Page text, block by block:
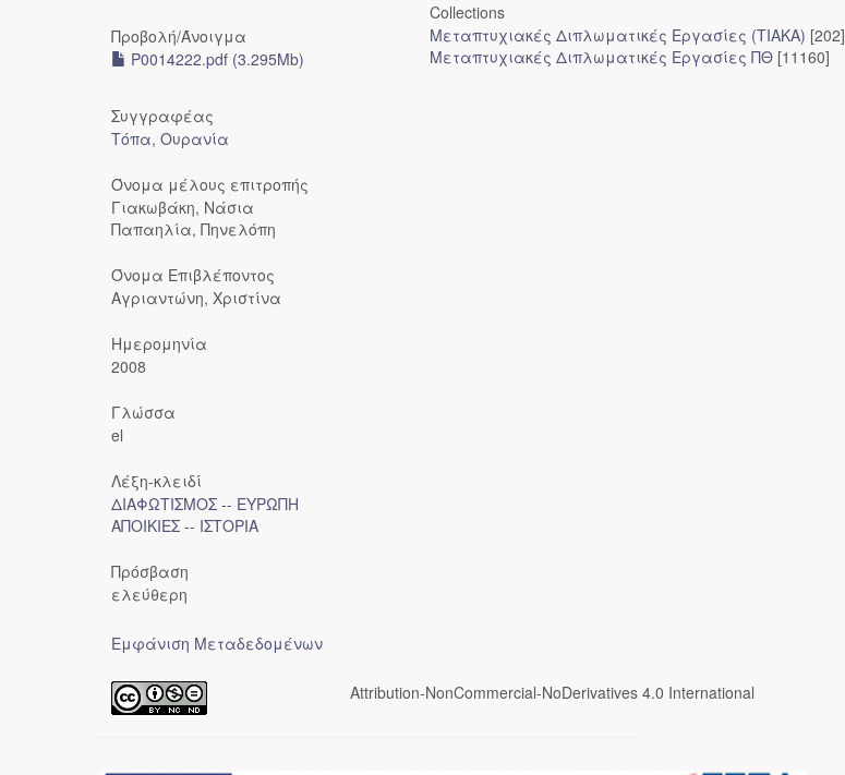
Προβολή/Άνοιγμα
P0014222.pdf (3.295Mb)
Συγγραφέας
Τόπα, Ουρανία
Όνομα μέλους επιτροπής
Γιακωβάκη, Νάσια
Παπαηλία, Πηνελόπη
Όνομα Επιβλέποντος
Αγριαντώνη, Χριστίνα
Ημερομηνία
2008
Γλώσσα
el
Λέξη-κλειδί
ΔΙΑΦΩΤΙΣΜΟΣ -- ΕΥΡΩΠΗ
ΑΠΟΙΚΙΕΣ -- ΙΣΤΟΡΙΑ
Πρόσβαση
ελεύθερη
Εμφάνιση Μεταδεδομένων
Collections
Μεταπτυχιακές Διπλωματικές Εργασίες (ΤΙΑΚΑ) [202]
Μεταπτυχιακές Διπλωματικές Εργασίες ΠΘ [11160]
Attribution-NonCommercial-NoDerivatives 4.0 International